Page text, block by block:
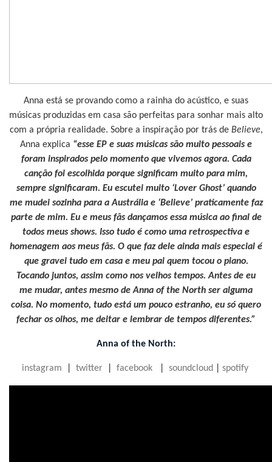
Anna está se provando como a rainha do acústico, e suas
músicas produzidas em casa são perfeitas para sonhar mais alto
com a própria realidade. Sobre a inspiração por trás de Believe,
Anna explica “esse EP e suas músicas são muito pessoais e
foram inspirados pelo momento que vivemos agora. Cada
canção foi escolhida porque significam muito para mim,
sempre significaram. Eu escutei muito ‘Lover Ghost’ quando
me mudei sozinha para a Austrália e ‘Believe’ praticamente faz
parte de mim. Eu e meus fãs dançamos essa música ao final de
todos meus shows. Isso tudo é como uma retrospectiva e
homenagem aos meus fãs. O que faz dele ainda mais especial é
que gravei tudo em casa e meu pai quem tocou o piano.
Tocando juntos, assim como nos velhos tempos. Antes de eu
me mudar, antes mesmo de Anna of the North ser alguma
coisa. No momento, tudo está um pouco estranho, eu só quero
fechar os olhos, me deitar e lembrar de tempos diferentes.”
Anna of the North:
instagram twitter| facebook soundcloud spotify